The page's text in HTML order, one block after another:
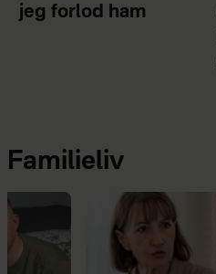
jeg forlod ham
Familieliv